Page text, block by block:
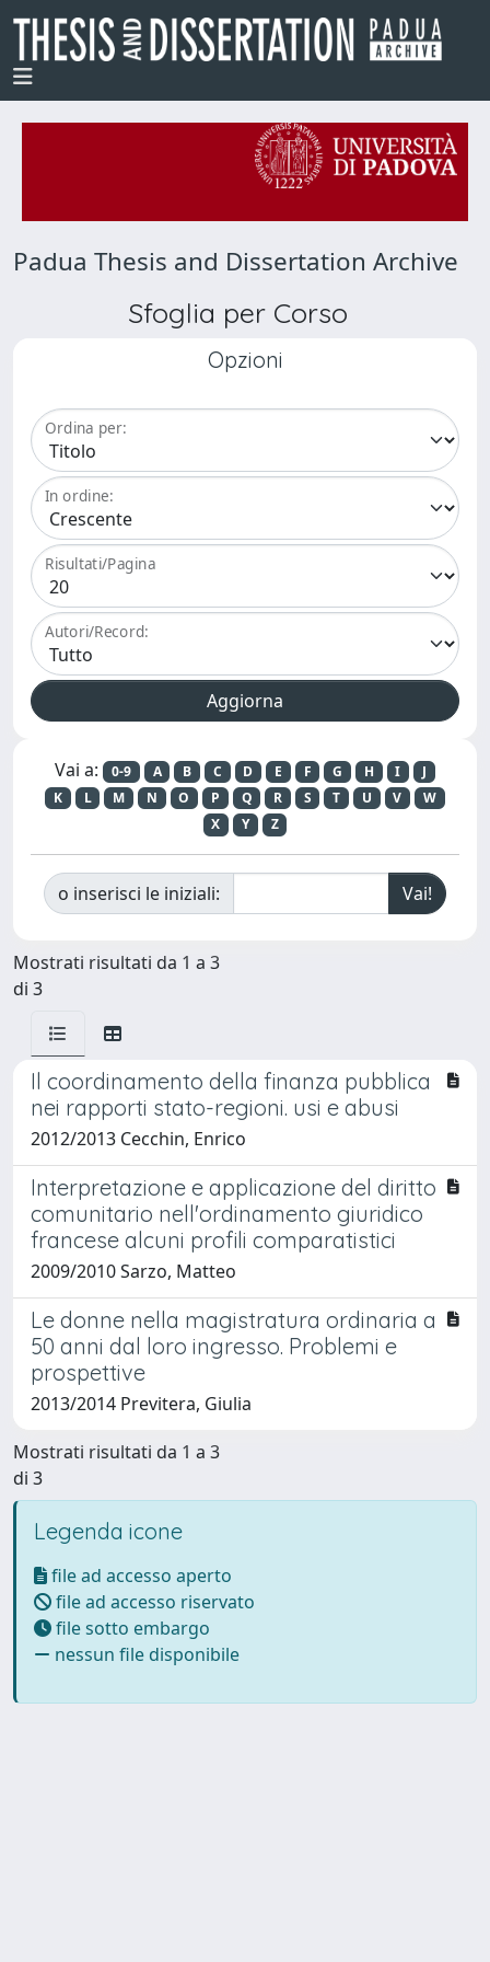
Padua Thesis and Dissertation Archive
Sfoglia per Corso
Opzioni
Ordina per:
In ordine:
Risultati/Pagina
Autori/Record:
Vai a: 0-9 A B C D E F G H I
J
K
L M N O P Q R S T U V
W
X
Y Z
o inserisci le iniziali:
Mostrati risultati da 1 a 3
di 3
Il coordinamento della finanza pubblica
nei rapporti stato-regioni. usi e abusi
2012/2013 Cecchin, Enrico
Interpretazione e applicazione del diritto
comunitario nell'ordinamento giuridico
francese alcuni profili comparatistici
2009/2010 Sarzo, Matteo
Le donne nella magistratura ordinaria a
50 anni dal loro ingresso. Problemi e
prospettive
2013/2014 Previtera, Giulia
Mostrati risultati da 1 a 3
di 3
Legenda icone
file ad accesso aperto
file ad accesso riservato
file sotto embargo
nessun file disponibile